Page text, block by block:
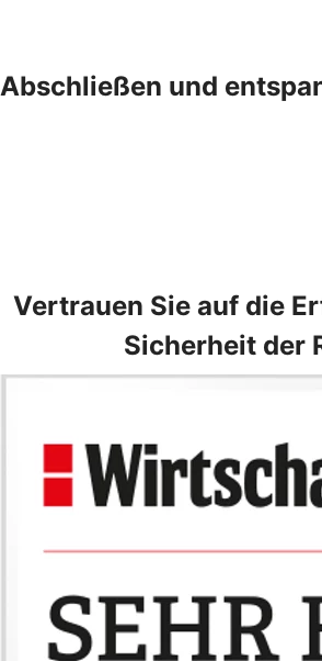
Abschließen und
Vertrauen Sie auf die
Sicherheit der